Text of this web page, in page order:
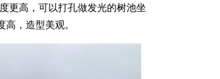
高，可以打孔做发光的树池坐
，造型美观。